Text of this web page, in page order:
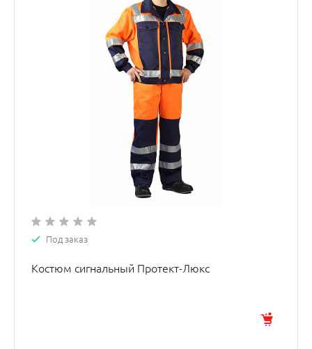
Под заказ
Костюм сигнальный Протект-Люкс